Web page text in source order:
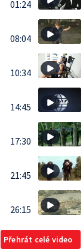
01:24
08:04
10:34
14:45
17:30
21:45
26:15
Přehrát celé video